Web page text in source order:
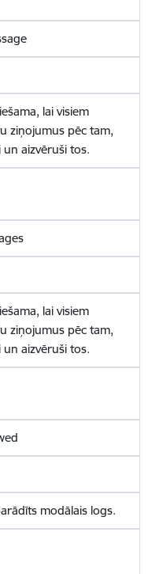
lai visiem
ziņojumus pēc tam,
un aizvēruši tos.
lai visiem
ziņojumus pēc tam,
un aizvēruši tos.
modālais logs.